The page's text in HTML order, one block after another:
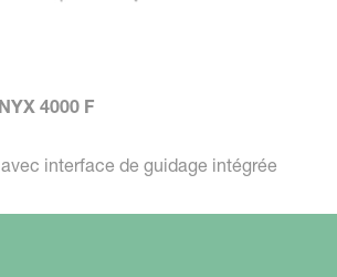
4000 F
interface de guidage intégrée